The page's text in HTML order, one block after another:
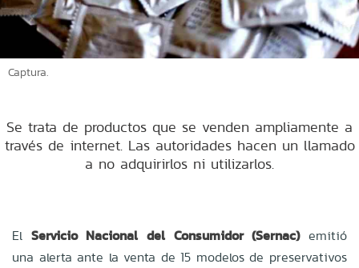
Captura.
Se trata de productos que se venden ampliamente a
través de internet. Las autoridades hacen un llamado
a no adquirirlos ni utilizarlos.
El Servicio Nacional del Consumidor (Sernac)emitió
una alerta ante la venta de 15 modelos de preservativos